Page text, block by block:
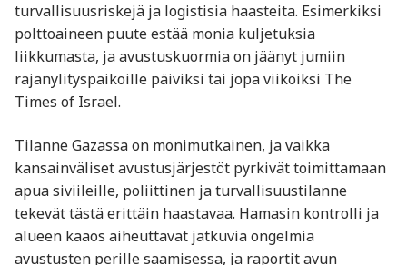
turvallisuusriskejä ja logistisia haasteita. Esimerkiksi
polttoaineen puute estää monia kuljetuksia
liikkumasta, ja avustuskuormia on jäänyt jumiin
rajanylityspaikoille päiviksi tai jopa viikoiksi​ The
Times of Israel​.
Tilanne Gazassa on monimutkainen, ja vaikka
kansainväliset avustusjärjestöt pyrkivät toimittamaan
apua siviileille, poliittinen ja turvallisuustilanne
tekevät tästä erittäin haastavaa. Hamasin kontrolli ja
alueen kaaos aiheuttavat jatkuvia ongelmia
avustusten perille saamisessa, ja raportit avun